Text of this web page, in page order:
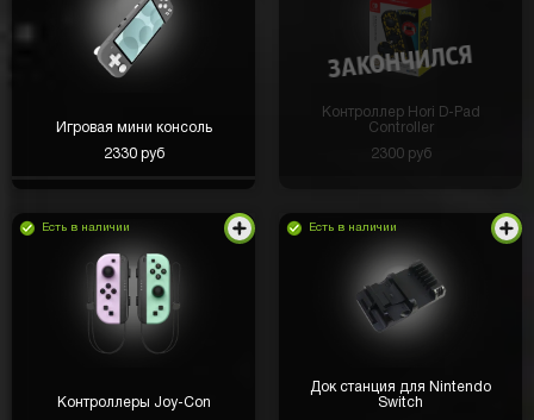
Игровая мини консоль
2330 руб
Контроллер Hori D-Pad
Controller
2300 руб
Есть в наличии
Контроллеры Joy-Con
Есть в наличии
Док станция для Nintendo
Switch